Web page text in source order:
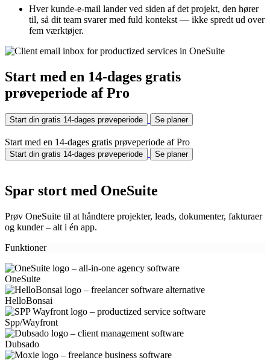
Hver kunde-e-mail lander ved siden af det projekt, den hører
til, så dit team svarer med fuld kontekst — ikke spredt ud over
fem værktøjer.
Start med en 14-dages gratis
prøveperiode af Pro
Start din gratis 14-dages prøveperiode Se planer
Start med en 14-dages gratis prøveperiode af Pro
Start din gratis 14-dages prøveperiode Se planer
Spar stort med OneSuite
Prøv OneSuite til at håndtere projekter, leads, dokumenter, fakturaer
og kunder – alt i én app.
Funktioner
OneSuite
HelloBonsai
Spp/Wayfront
Dubsado